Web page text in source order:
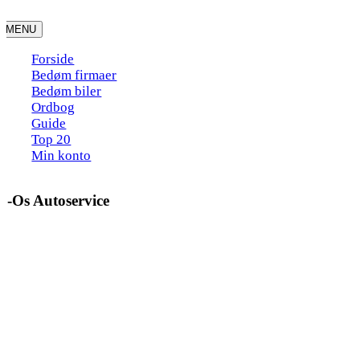
to
content
MENU
Forside
Bedøm firmaer
Bedøm biler
Ordbog
Guide
Top 20
Min konto
Os Autoservice